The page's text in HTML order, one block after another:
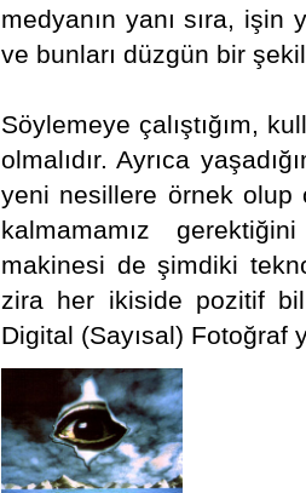
medyanın yanı sıra,
ve bunları düzgün bir
Söylemeye çalıştığım,
olmalıdır. Ayrıca
yeni nesillere örnek olup
kalmamamız
makinesi de şimdiki
zira her ikiside pozitif
Digital (Sayısal) Fotoğraf